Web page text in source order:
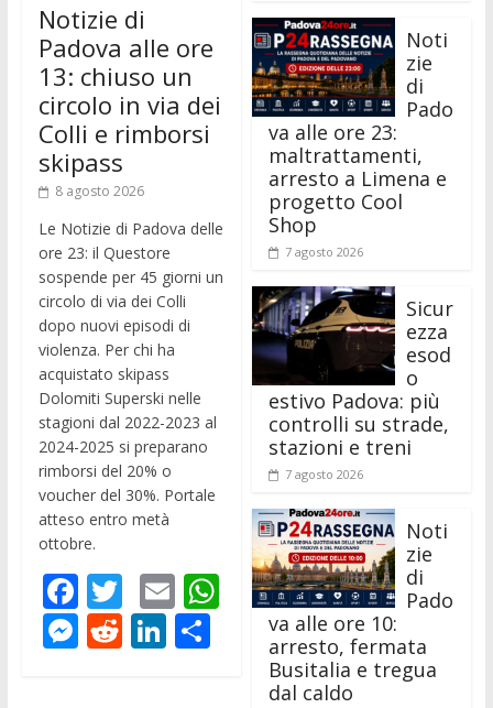
Notizie di
Padova alle ore
13: chiuso un
circolo in via dei
Colli e rimborsi
skipass
8 agosto 2026
Le Notizie di Padova delle
ore 23: il Questore
sospende per 45 giorni un
circolo di via dei Colli
dopo nuovi episodi di
violenza. Per chi ha
acquistato skipass
Dolomiti Superski nelle
stagioni dal 2022-2023 al
2024-2025 si preparano
rimborsi del 20% o
voucher del 30%. Portale
atteso entro metà
ottobre.
F
ac
e
T
w
itt
E
m
ai
W
M R Li C
Noti
zie
di
Pado
va alle ore 23:
maltrattamenti,
arresto a Limena e
progetto Cool
Shop
7 agosto 2026
Sicur
ezza
esod
o
estivo Padova: più
controlli su strade,
stazioni e treni
7 agosto 2026
Noti
zie
di
Pado
va alle ore 10:
arresto, fermata
Busitalia e tregua
dal caldo